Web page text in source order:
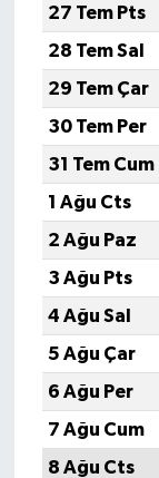
27 Tem Pts
28 Tem Sal
29 Tem Çar
30 Tem Per
31 Tem Cum
1 Ağu Cts
2 Ağu Paz
3 Ağu Pts
4 Ağu Sal
5 Ağu Çar
6 Ağu Per
7 Ağu Cum
8 Ağu Cts